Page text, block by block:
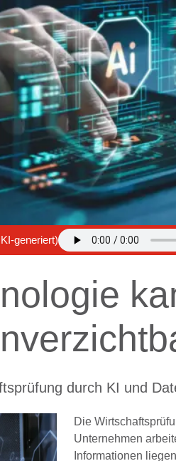
generiert)
durch KI und
Die
Unternehmen
Informationen